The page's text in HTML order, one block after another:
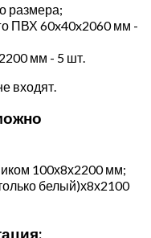
размера;
ПВХ 60x40x2060 мм -
мм - 5 шт.
входят.
100х8х2200 мм;
белый)х8х2100